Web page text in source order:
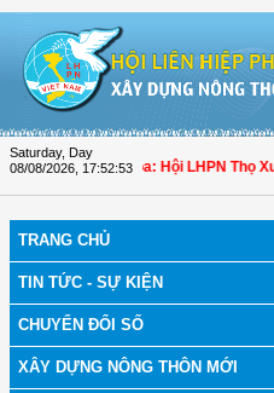
Saturday, Day
08/08/2026 17:52:54
| Thanh Hóa: Hội LHPN Thọ
TRANG CHỦ
TIN TỨC - SỰ KIỆN
CHUYỂN ĐỔI SỐ
XÂY DỰNG NÔNG THÔN MỚI